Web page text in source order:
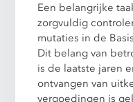
Een belangrijke
zorgvuldig
mutaties in de
Dit belang van
is de laatste jaren
ontvangen van
vergoedingen is